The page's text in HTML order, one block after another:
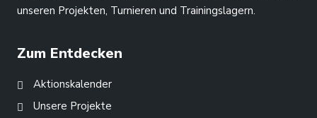
unseren Projekten, Turnieren und Trainingslagern.
Zum Entdecken
Aktionskalender
Unsere Projekte